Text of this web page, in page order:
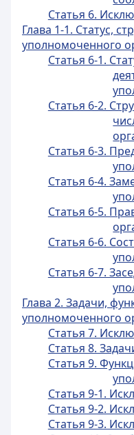
Статья 6.
Глава 1-1. Статус,
уполномоченного
Статья 6-1.
Статья 6-2.
Статья 6-3.
Статья 6-4.
Статья 6-5.
Статья 6-6.
Статья 6-7.
Глава 2. Задачи,
уполномоченного
Статья 7.
Статья 8.
Статья 9.
Статья 9-1.
Статья 9-2.
Статья 9-3.